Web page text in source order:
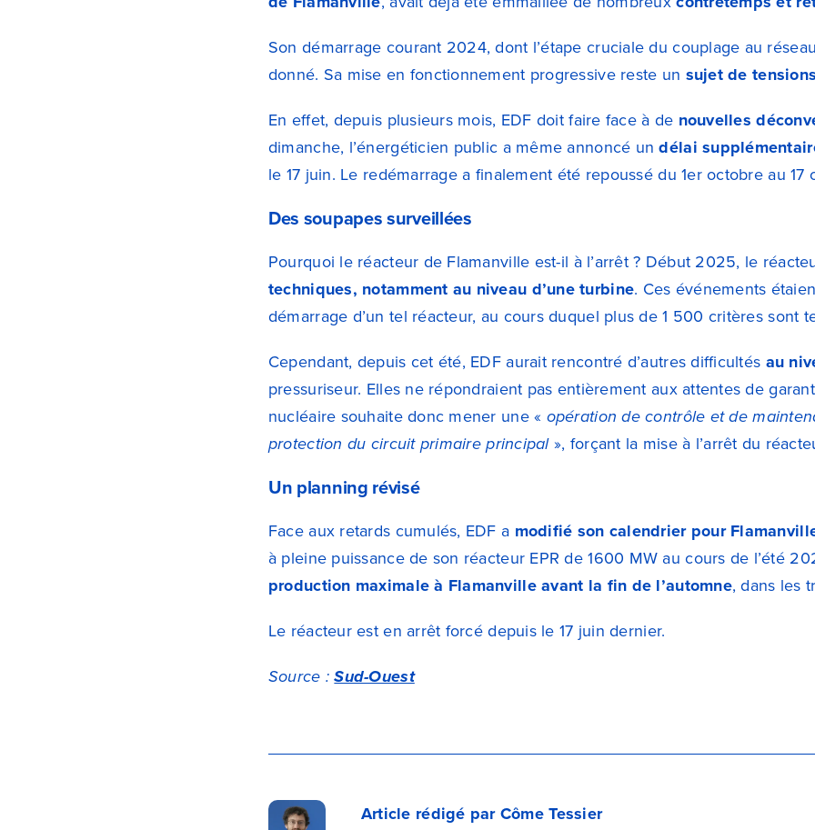
Son démarrage courant 2024, dont l’étape cruciale du couplage au
donné. Sa mise en fonctionnement progressive reste un sujet de
En effet, depuis plusieurs mois, EDF doit faire face à de nouvelles
dimanche, l’énergéticien public a même annoncé undélai
le 17 juin. Le redémarrage a finalement été repoussé du 1er octobre au 17
Des soupapes surveillées
Pourquoi le réacteur de Flamanville est-il à l’arrêt ? Début 2025, le
techniques, notamment au niveau d’une turbine. Ces événements
démarrage d’un tel réacteur, au cours duquel plus de 1 500 critères sont
Cependant, depuis cet été, EDF aurait rencontré d’autres difficultés au
pressuriseur. Elles ne répondraient pas entièrement aux attentes de
nucléaire souhaite donc mener une « opération de contrôle et de
protection du circuit primaire principal», forçant la mise à l’arrêt du
Un planning révisé
Face aux retards cumulés, EDF a modifié son calendrier pour
à pleine puissance de son réacteur EPR de 1600 MW au cours de l’été
production maximale à Flamanville avant la fin de l’automne, dans les
Le réacteur est en arrêt forcé depuis le 17 juin dernier.
Source :Sud-Ouest
Article rédigé par Côme Tessier